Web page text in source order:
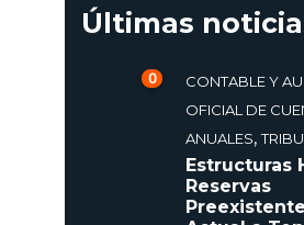
Últimas
0
CONTABLE Y
OFICIAL DE
ANUALES,
Estructuras
Reservas